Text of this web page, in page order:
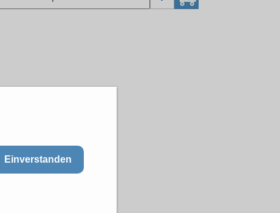
Einverstanden